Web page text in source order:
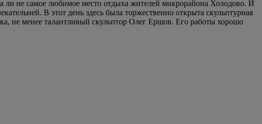
ли не самое любимое место отдыха жителей микрорайона Холодово. И
В этот день здесь была торжественно открыта скульптурная
не менее талантливый скульптор Олег Ершов. Его работы хорошо